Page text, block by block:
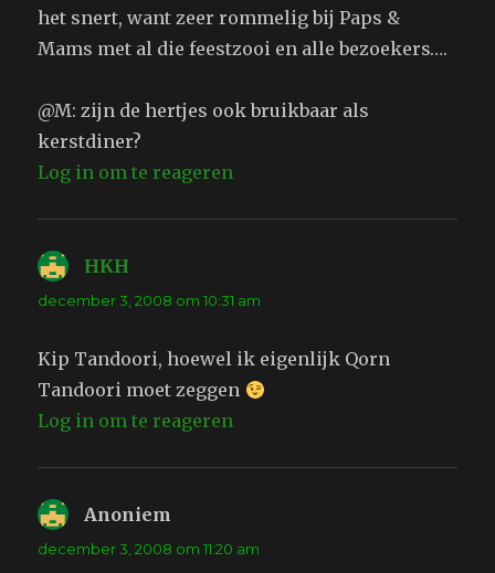
het snert, want zeer rommelig bij Paps &
Mams met al die feestzooi en alle bezoekers….
@M: zijn de hertjes ook bruikbaar als
kerstdiner?
Log in om te reageren
HKH
december 3, 2008 om 10:31 am
Kip Tandoori, hoewel ik eigenlijk Qorn
Tandoori moet zeggen
Log in om te reageren
Anoniem
december 3, 2008 om 11:20 am